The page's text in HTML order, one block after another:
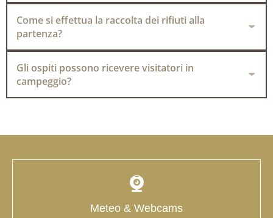
Come si effettua la raccolta dei rifiuti alla
partenza?
Gli ospiti possono ricevere visitatori in
campeggio?
Meteo & Webcams